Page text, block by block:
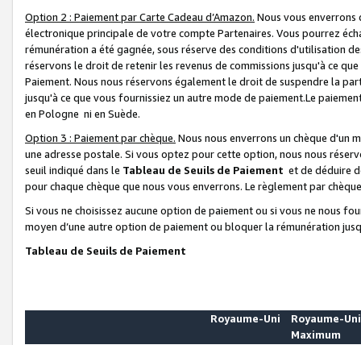
Option 2 : Paiement par Carte Cadeau d’Amazon. Nous vous
électronique principale de votre compte Partenaires. Vous pourrez
rémunération a été gagnée, sous réserve des conditions d'utilisation
réservons le droit de retenir les revenus de commissions jusqu'à ce
Paiement. Nous nous réservons également le droit de suspendre la
jusqu'à ce que vous fournissiez un autre mode de paiement.Le
en Pologne ni en Suède.
Option 3 : Paiement par chèque. Nous nous enverrons un chèque d'un
une adresse postale. Si vous optez pour cette option, nous nous
seuil indiqué dans le Tableau de Seuils de Paiement et de déduire
pour chaque chèque que nous vous enverrons. Le règlement par
Si vous ne choisissez aucune option de paiement ou si vous ne nous
moyen d’une autre option de paiement ou bloquer la rémunération
Tableau de Seuils de Paiement
Royaume-Uni
Royaume-Uni
Maximum